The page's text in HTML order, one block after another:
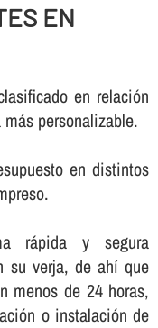
EN
en relación
personalizable.
en distintos
rápida y segura
su verja, de ahí­ que
menos de 24 horas,
o instalación de